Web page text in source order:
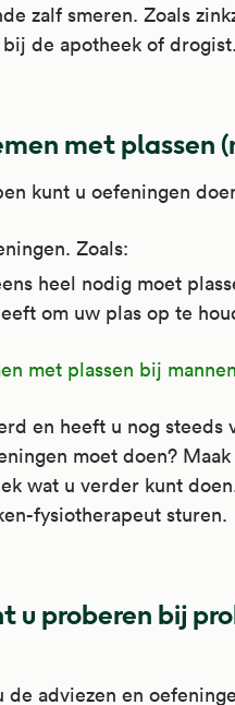
zalf smeren. Zoals
de apotheek of drogist.
met plassen
kunt u oefeningen
Zoals:
heel nodig moet
om uw plas op te
met plassen bij mannen
en heeft u nog steeds
moet doen? Maak
wat u verder kunt
fysiotherapeut sturen.
u proberen bij
adviezen en